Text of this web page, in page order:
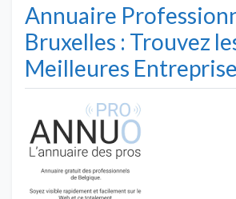
Annuaire
Bruxelles : Trouvez
Meilleures